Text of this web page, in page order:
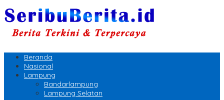
Beranda
Nasional
Lampung
Bandarlampung
Lampung Selatan